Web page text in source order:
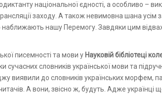
національної єдності, а особливо –
заходу. А також невимовна шана усім
наближають нашу Перемогу. Завдяки цим
писемності та мови у Науковій бібліотеці
словників української мови та
виявили до словників українських морфем,
А вони, звісно ж, будуть. Адже